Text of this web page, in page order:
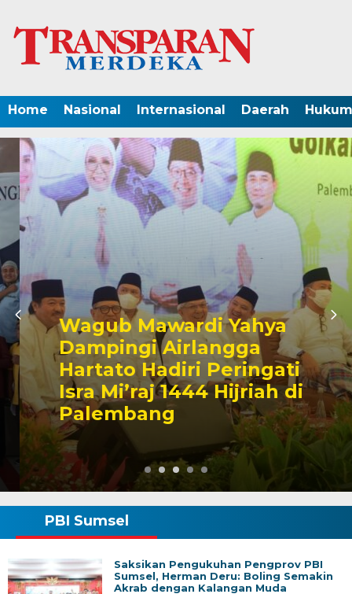
Home Nasional Internasional Daerah
Wagub Mawardi Yahya
Dampingi Airlangga
Hartato Hadiri Peringati
Isra Mi’raj 1444 Hijriah di
Palembang
PBI Sumsel
Saksikan Pengukuhan Pengprov PBI
Sumsel, Herman Deru: Boling Semakin
Akrab dengan Kalangan Muda